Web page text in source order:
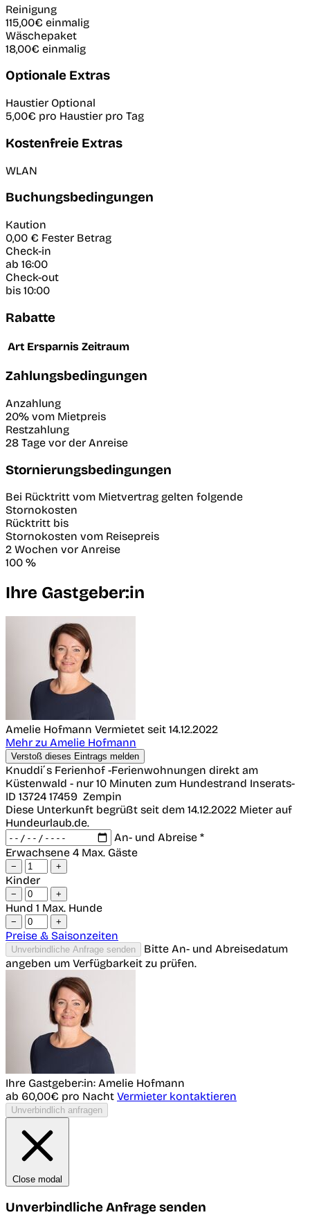
Reinigung
115,00€ einmalig
Wäschepaket
18,00€ einmalig
Optionale Extras
Haustier Optional
5,00€ pro Haustier pro Tag
Kostenfreie Extras
WLAN
Buchungsbedingungen
Kaution
0,00 € Fester Betrag
Check-in
ab 16:00
Check-out
bis 10:00
Rabatte
Art Ersparnis Zeitraum
Zahlungsbedingungen
Anzahlung
20% vom Mietpreis
Restzahlung
28 Tage vor der Anreise
Stornierungsbedingungen
Bei Rücktritt vom Mietvertrag gelten folgende
Stornokosten
Rücktritt bis
Stornokosten vom Reisepreis
2 Wochen vor Anreise
100 %
Ihre Gastgeber:in
Amelie Hofmann Vermietet seit 14.12.2022
Mehr zu Amelie Hofmann
Verstoß dieses Eintrags melden
Knuddi´s Ferienhof -Ferienwohnungen direkt am
Küstenwald - nur 10 Minuten zum Hundestrand Inserats-
ID 13724 17459 Zempin
Diese Unterkunft begrüßt seit dem 14.12.2022 Mieter auf
Hundeurlaub.de.
An- und Abreise *
Erwachsene 4 Max. Gäste
− +
Kinder
− +
Hund 1 Max. Hunde
− +
Preise & Saisonzeiten
Unverbindliche Anfrage senden
Bitte An- und Abreisedatum
angeben um Verfügbarkeit zu prüfen.
Ihre Gastgeber:in: Amelie Hofmann
ab 60,00€ pro Nacht Vermieter kontaktieren
Unverbindlich anfragen
Close modal
Unverbindliche Anfrage senden